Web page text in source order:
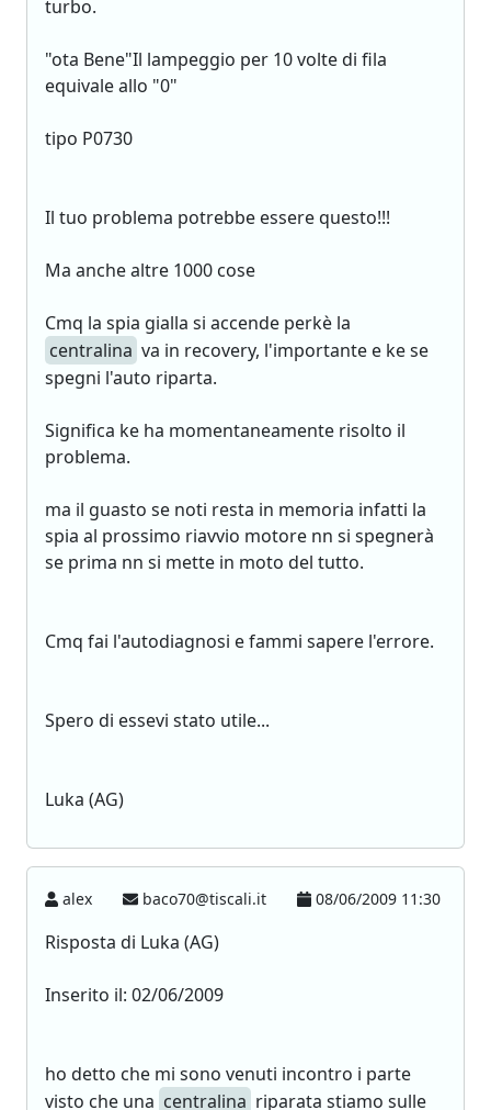
turbo.
"ota Bene"Il lampeggio per 10 volte di fila
equivale allo "0"
tipo P0730
Il tuo problema potrebbe essere questo!!!
Ma anche altre 1000 cose
Cmq la spia gialla si accende perkè la
centralina va in recovery, l'importante e ke se
spegni l'auto riparta.
Significa ke ha momentaneamente risolto il
problema.
ma il guasto se noti resta in memoria infatti la
spia al prossimo riavvio motore nn si spegnerà
se prima nn si mette in moto del tutto.
Cmq fai l'autodiagnosi e fammi sapere l'errore.
Spero di essevi stato utile...
Luka (AG)
alex baco70@tiscali.it 08/06/2009 11:30
Risposta di Luka (AG)
Inserito il: 02/06/2009
ho detto che mi sono venuti incontro i parte
visto che una centralina riparata stiamo sulle